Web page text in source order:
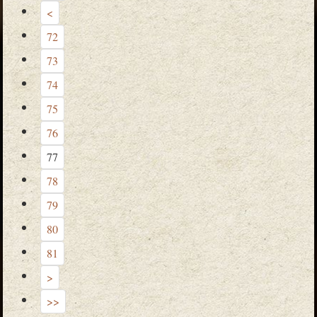
<
72
73
74
75
76
77
78
79
80
81
>
>>